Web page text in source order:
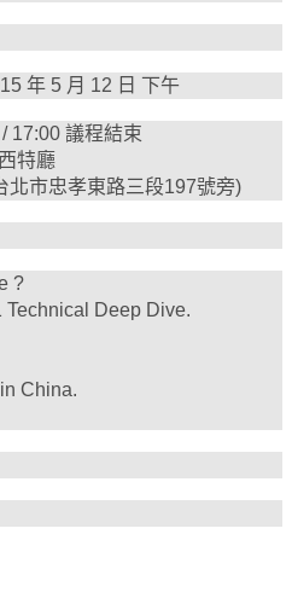
年 5 月 12 日 下午
17:00 議程結束
特廳
北市忠孝東路三段197號旁)
?
Deep Dive.
China.